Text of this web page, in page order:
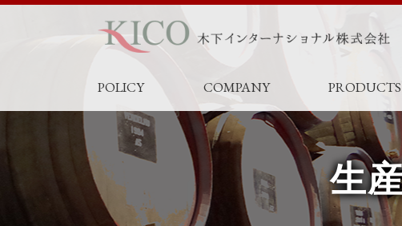
POLICY COMPANY PRODUCTS
生